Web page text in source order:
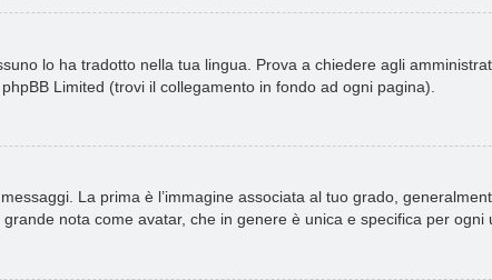
lo ha tradotto nella tua lingua. Prova a chiedere agli
Limited (trovi il collegamento in fondo ad ogni pagina).
La prima è l’immagine associata al tuo grado,
nota come avatar, che in genere è unica e specifica per ogni